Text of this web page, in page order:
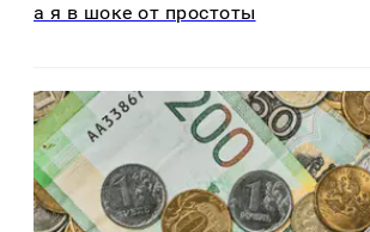
а я в шоке от простоты